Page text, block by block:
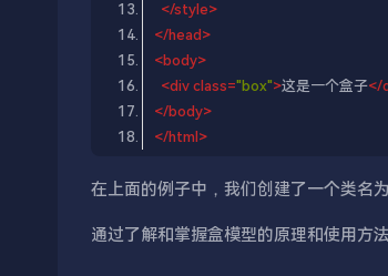
</style>
</head >
<body>
<div class="box">这是一个盒子</
</body>
</html >
在上面的例子中，我们创建了一个类名为
通过了解和掌握盒模型的原理和使用方